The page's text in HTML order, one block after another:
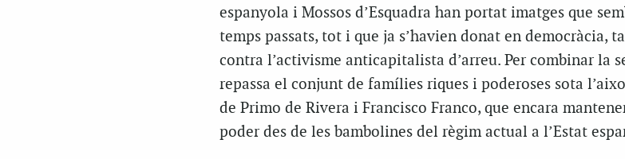
espanyola i Mossos d’Esquadra han portat imatges que
temps passats, tot i que ja s’havien donat en democràcia,
contra l’activisme anticapitalista d’arreu. Per combinar la
repassa el conjunt de famílies riques i poderoses sota
de Primo de Rivera i Francisco Franco, que encara
poder des de les bambolines del règim actual a l’Estat